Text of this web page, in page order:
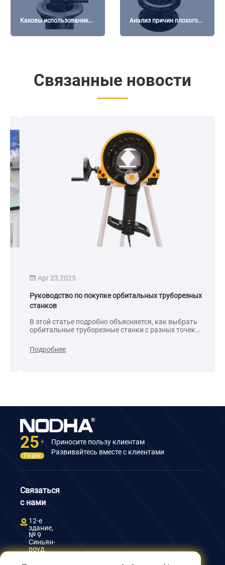
Каковы использование
машин с фланцами?
Анализ причин плохого
качества поверхности
Связанные новости
Apr 23,2025
Руководство по покупке орбитальных труборезных
станков
В этой статье подробно объясняется, как выбрать
орбитальные труборезные станки с разных точек
безопасную резку.
Подробнее
25 +
Годы
Приносите пользу клиентам
Развивайтесь вместе с клиентами
Связаться
с нами
12-е
здание,
№ 9
Синьян-
роуд,